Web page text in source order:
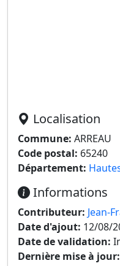
Localisation
Commune: ARREAU
Code postal: 65240
Département:
Informations
Contributeur: Jean-
Date d'ajout: 12/08/
Date de validation:
Dernière mise à jour: